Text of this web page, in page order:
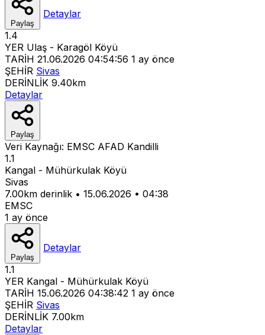
Paylaş
Detaylar
1.4
YER Ulaş - Karagöl Köyü
TARİH 21.06.2026 04:54:56 1 ay önce
ŞEHİR Sivas
DERİNLİK 9.40km
Detaylar
Paylaş
Veri Kaynağı: EMSC AFAD Kandilli
1.1
Kangal - Mühürkulak Köyü
Sivas
7.00km derinlik • 15.06.2026 • 04:38
EMSC
1 ay önce
Paylaş
Detaylar
1.1
YER Kangal - Mühürkulak Köyü
TARİH 15.06.2026 04:38:42 1 ay önce
ŞEHİR Sivas
DERİNLİK 7.00km
Detaylar